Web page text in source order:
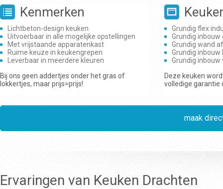
Kenmerken
Lichtbeton-design keuken
Uitvoerbaar in alle mogelijke opstellingen
Met vrijstaande apparatenkast
Ruime keuze in keukengrepen
Leverbaar in meerdere kleuren
Bij ons geen addertjes onder het gras of
lokkertjes, maar prijs=prijs!
Grundig flex
Grundig inbouw
Grundig wand
Grundig inbouw
Grundig
Deze keuken
volledige garantie
maak
Ervaringen van Keuken Drachten